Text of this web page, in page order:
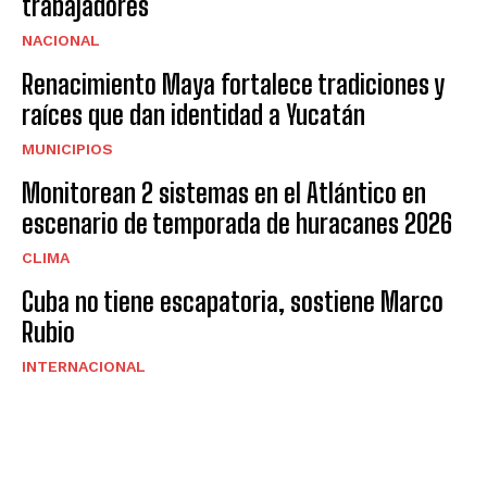
NACIONAL
Renacimiento Maya fortalece tradiciones y
raíces que dan identidad a Yucatán
MUNICIPIOS
Monitorean 2 sistemas en el Atlántico en
escenario de temporada de huracanes 2026
CLIMA
Cuba no tiene escapatoria, sostiene Marco
Rubio
INTERNACIONAL